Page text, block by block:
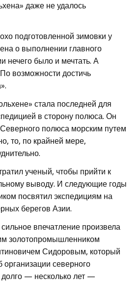
даже не удалось
подготовленной зимовки у
о выполнении главного
нечего было и мечтать. А
возможности достичь
стала последней для
в сторону полюса. Он
полюса морским путем
то, по крайней мере,
ученый, чтобы прийти к
выводу. И следующие годы
посвятил экспедициям на
берегов Азии.
впечатление произвела
золотопромышленником
Сидоровым, который
организации северного
— несколько лет —